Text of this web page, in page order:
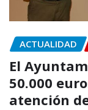
ACTUALIDAD
El
50.000
atención